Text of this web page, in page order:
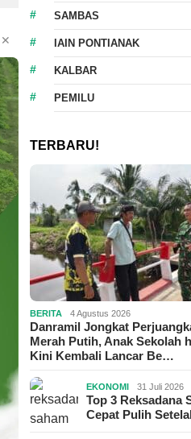
✕
SAMBAS
IAIN PONTIANAK
KALBAR
PEMILU
TERBARU!
BERITA 4 Agustus 2026
Danramil Jongkat
Merah Putih, Anak Sekolah
Kini Kembali Lancar Be…
EKONOMI 31 Juli 2026
Top 3 Reksadana
Cepat Pulih